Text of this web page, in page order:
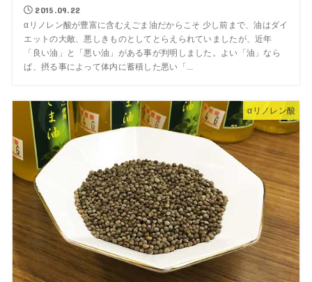
2015.09.22
αリノレン酸が豊富に含むえごま油だからこそ 少し前まで、油はダイ
エットの大敵、悪しきものとしてとらえられていましたが、近年
「良い油」と「悪い油」がある事が判明しました。よい「油」なら
ば、摂る事によって体内に蓄積した悪い「...
αリノレン酸